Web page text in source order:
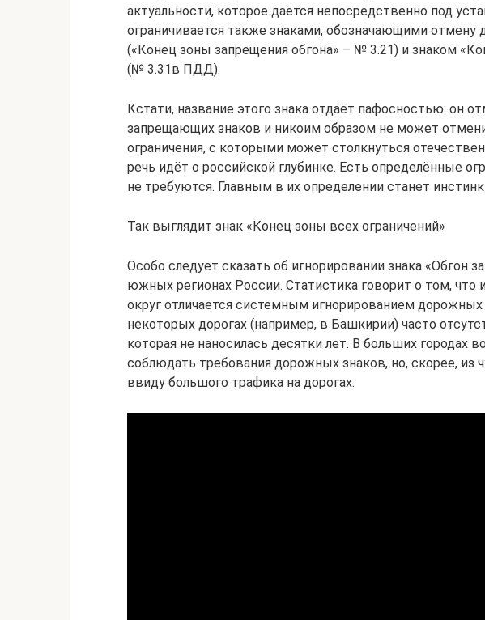
актуальности, которое даётся непосредственно под
ограничивается также знаками, обозначающими отмену
(«Конец зоны запрещения обгона» – № 3.21) и знаком
(№ 3.31в ПДД).
Кстати, название этого знака отдаёт пафосностью: он
запрещающих знаков и никоим образом не может
ограничения, с которыми может столкнуться
речь идёт о российской глубинке. Есть определённые
не требуются. Главным в их определении станет
Так выглядит знак «Конец зоны всех ограничений»
Особо следует сказать об игнорировании знака «Обгон
южных регионах России. Статистика говорит о том,
округ отличается системным игнорированием
некоторых дорогах (например, в Башкирии) часто
которая не наносилась десятки лет. В больших городах
соблюдать требования дорожных знаков, но, скорее, из
ввиду большого трафика на дорогах.